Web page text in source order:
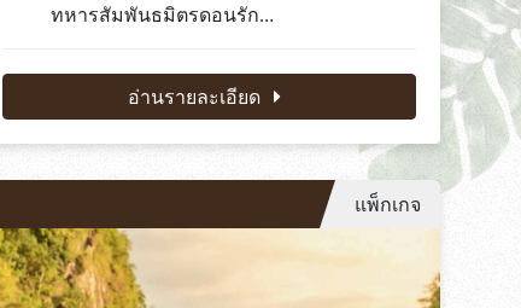
ทหารสัมพันธมิตรดอนรัก…
อ่านรายละเอียด
แพ็กเกจ